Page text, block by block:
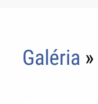
Galéria »